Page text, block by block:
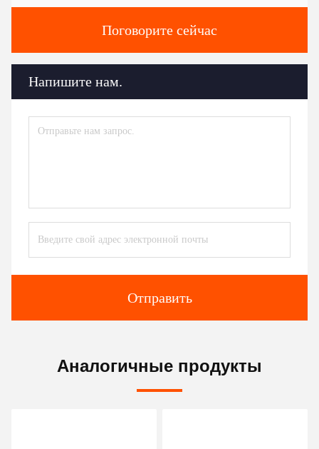
Поговорите сейчас
Напишите нам.
Отправить
Аналогичные продукты